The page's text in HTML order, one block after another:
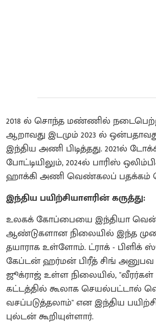
2018 ல் சொந்த மண்ணில்
ஆறாவது இடமும் 2023 ல்
இந்திய அணி பிடித்தது. 2021ல்
போட்டியிலும், 2024ல் பாரிஸ்
ஹாக்கி அணி வெண்கலப் பதக்கம்
இந்திய பயிற்சியாளரின் கருத்து:
உலகக் கோப்பையை இந்தியா
ஆண்டுகளான நிலையில் இந்த
தயாராக உள்ளோம். ட்ராக் -
கேப்டன் ஹர்மன் பிரீத் சிங் அனுபவ
ஜூக்ராஜ் உள்ள நிலையில்,
கட்டத்தில் கூலாக செயல்பட்டால்
வசப்படுத்தலாம்" என இந்திய
புல்டன் கூறியுள்ளார்.